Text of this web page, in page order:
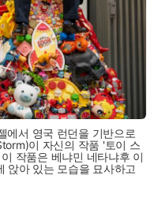
에서 영국 런던을 기반으로
이 자신의 작품 '토이 스
작품은 베냐민 네타냐후 이
앉아 있는 모습을 묘사하고